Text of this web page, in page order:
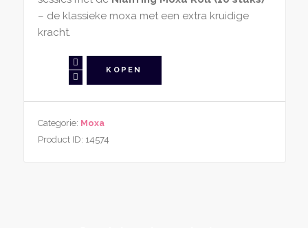
– de klassieke moxa met een extra kruidige
kracht.
NianYing
KOPEN
Categorie: Moxa
Product ID: 14574